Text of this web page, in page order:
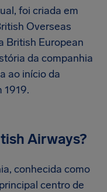
foi criada em
Overseas
British European
da companhia
ao início da
1919.
Airways?
conhecida como
centro de